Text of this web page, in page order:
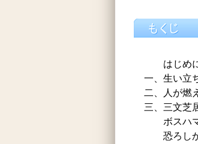
はじめ
一、生い立
二、人が燃
三、三文芝
ボスハマ
恐ろし